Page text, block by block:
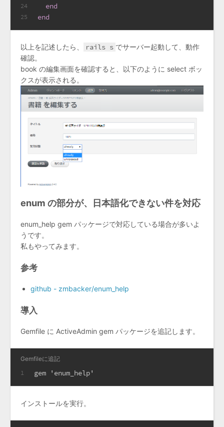
24
25
end
end
以上を記述したら、 rails s でサーバー起動して、動作
確認。
book の編集画面を確認すると、以下のように select ボッ
クスが表示される。
enum の部分が、日本語化できない件を対応
enum_help gem パッケージで対応している場合が多いよ
うです。
私もやってみます。
参考
github - zmbacker/enum_help
導入
Gemfile に ActiveAdmin gem パッケージを追記します。
Gemfileに追記
1
gem 'enum_help'
インストールを実行。